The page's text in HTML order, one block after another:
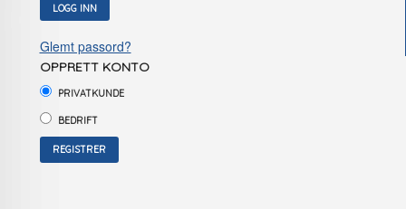
Glemt passord?
OPPRETT KONTO
PRIVATKUNDE
BEDRIFT